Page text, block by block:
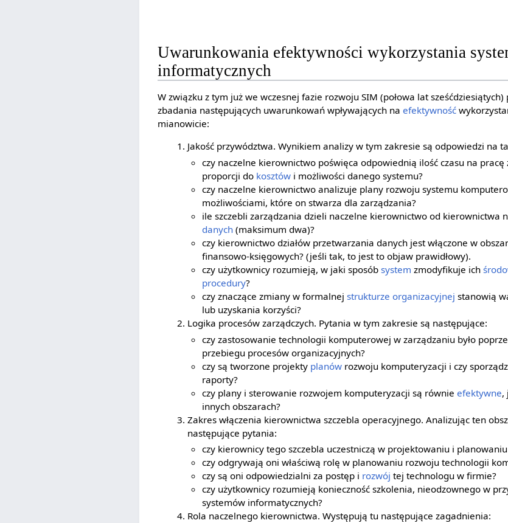
Uwarunkowania efektywności wykorzystania
informatycznych
W związku z tym już we wczesnej fazie rozwoju SIM (połowa lat
zbadania następujących uwarunkowań wpływających naefektywność
mianowicie:
Jakość przywództwa. Wynikiem analizy w tym zakresie są odpowiedzi na
czy naczelne kierownictwo poświęca odpowiednią ilość czasu na
proporcji do kosztów i możliwości danego systemu?
czy naczelne kierownictwo analizuje plany rozwoju systemu
możliwościami, które on stwarza dla zarządzania?
ile szczebli zarządzania dzieli naczelne kierownictwo od kierownictwa
danych (maksimum dwa)?
czy kierownictwo działów przetwarzania danych jest włączone w
finansowo-księgowych? (jeśli tak, to jest to objaw prawidłowy).
czy użytkownicy rozumieją, w jaki sposóbsystem zmodyfikuje ich
procedury?
czy znaczące zmiany w formalnejstrukturze organizacyjnej stanowią
lub uzyskania korzyści?
Logika procesów zarządczych. Pytania w tym zakresie są następujące:
czy zastosowanie technologii komputerowej w zarządzaniu było
przebiegu procesów organizacyjnych?
czy są tworzone projekty planów rozwoju komputeryzacji i czy
raporty?
czy plany i sterowanie rozwojem komputeryzacji są równieefektywne,
innych obszarach?
Zakres włączenia kierownictwa szczebla operacyjnego. Analizując ten
następujące pytania:
czy kierownicy tego szczebla uczestniczą w projektowaniu i
czy odgrywają oni właściwą rolę w planowaniu rozwoju technologii
czy są oni odpowiedzialni za postęp i rozwój tej technologu w firmie?
czy użytkownicy rozumieją konieczność szkolenia, nieodzownego w
systemów informatycznych?
Rola naczelnego kierownictwa. Występują tu następujące zagadnienia: